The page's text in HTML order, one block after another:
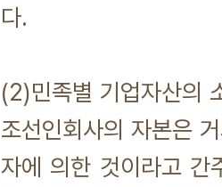
다.
(2)민족별 기업자산의
조선인회사의 자본은
자에 의한 것이라고 간